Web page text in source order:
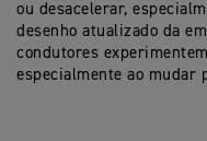
ou desacelerar,
desenho atualizado da
condutores
especialmente ao mudar